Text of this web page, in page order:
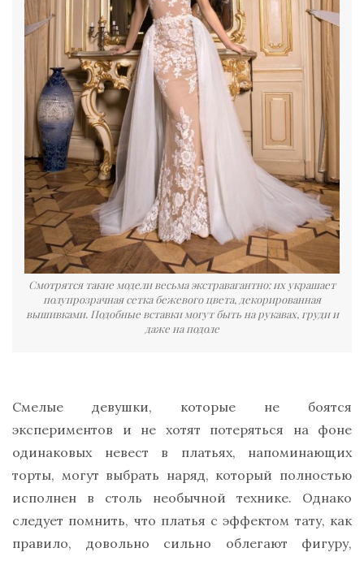
Смотрятся такие модели весьма экстравагантно: их украшает
полупрозрачная сетка бежевого цвета, декорированная
вышивками. Подобные вставки могут быть на рукавах, груди и
даже на подоле
Смелые девушки, которые не боятся
экспериментов и не хотят потеряться на фоне
одинаковых невест в платьях, напоминающих
торты, могут выбрать наряд, который полностью
исполнен в столь необычной технике. Однако
следует помнить, что платья с эффектом тату, как
правило, довольно сильно облегают фигуру,